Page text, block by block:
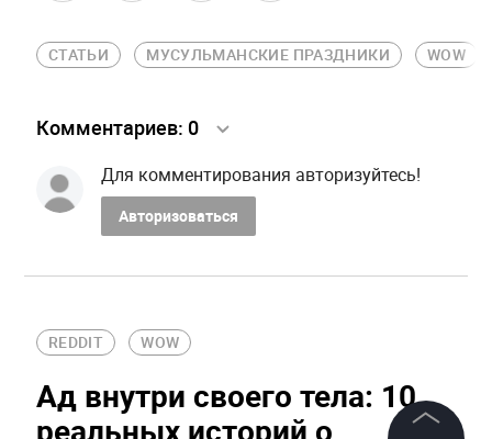
СТАТЬИ МУСУЛЬМАНСКИЕ ПРАЗДНИКИ WOW
Комментариев: 0
Для комментирования авторизуйтесь!
Авторизоваться
REDDIT WOW
Ад внутри своего тела: 10
реальных историй о